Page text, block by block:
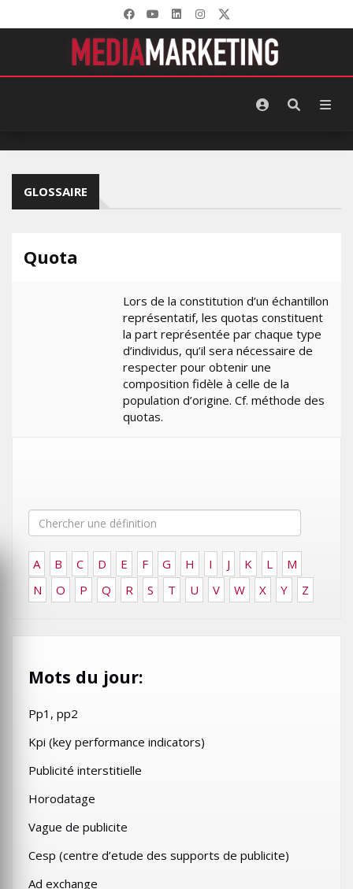
GLOSSAIRE
Quota
Lors de la constitution d’un échantillon
représentatif, les quotas constituent
la part représentée par chaque type
d’individus, qu’il sera nécessaire de
respecter pour obtenir une
composition fidèle à celle de la
population d’origine. Cf. méthode des
quotas.
A B C D E F G H I J K L
M
N
O P Q R S T U V W X Y Z
Mots du jour:
Pp1, pp2
Kpi (key performance indicators)
Publicité interstitielle
Horodatage
Vague de publicite
Cesp (centre d’etude des supports de publicite)
Ad exchange